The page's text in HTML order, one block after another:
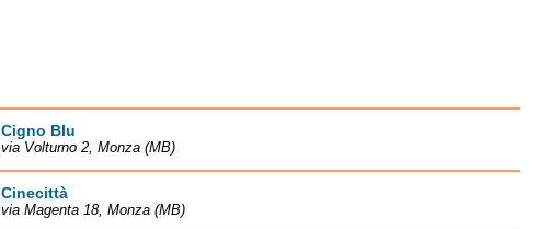
Cigno Blu
via Volturno 2, Monza (MB)
Cinecittà
via Magenta 18, Monza (MB)